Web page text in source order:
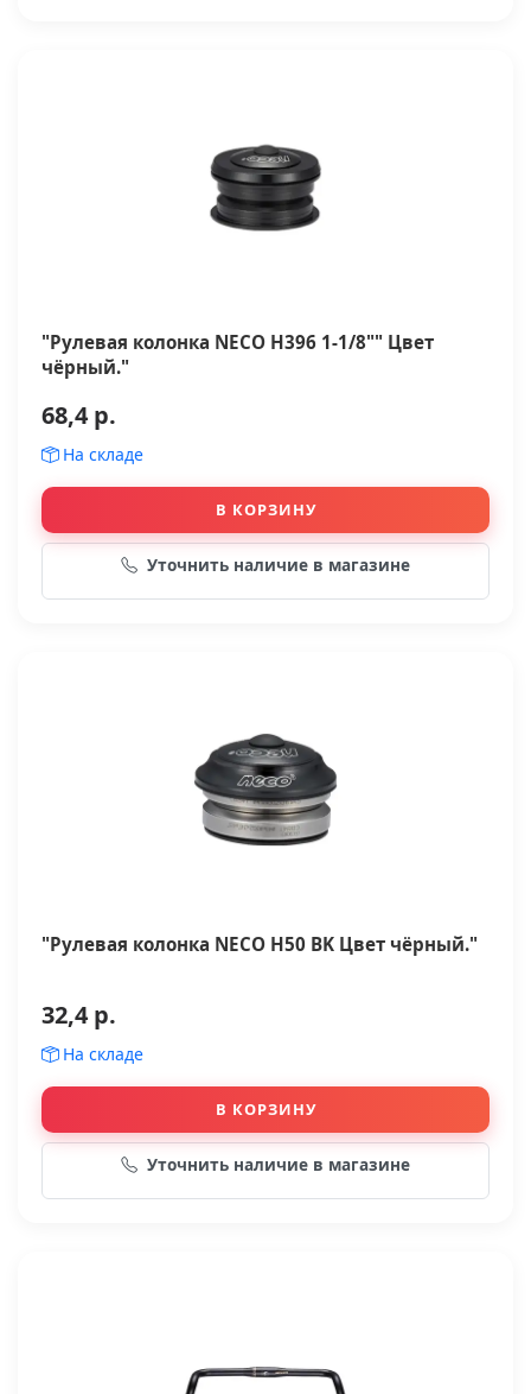
"Рулевая колонка NEСO H396 1-1/8"" Цвет
чёрный."
68,4 р.
На складе
В КОРЗИНУ
Уточнить наличие в магазине
"Рулевая колонка NECO H50 BK Цвет чёрный."
32,4 р.
На складе
В КОРЗИНУ
Уточнить наличие в магазине